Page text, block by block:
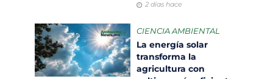
2 días hace
CIENCIA AMBIENTAL
La energía solar
transforma la
agricultura con